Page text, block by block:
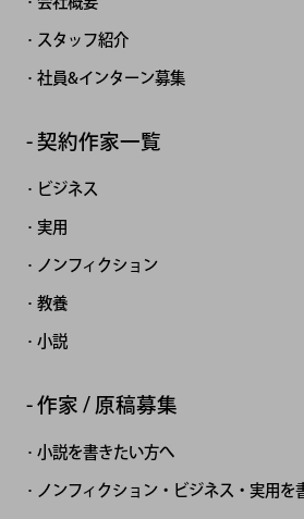
スタッフ紹介
社員&インターン募集
契約作家一覧
ビジネス
実用
ノンフィクション
教養
小説
作家 / 原稿募集
小説を書きたい方へ
ノンフィクション・ビジネス・実用を